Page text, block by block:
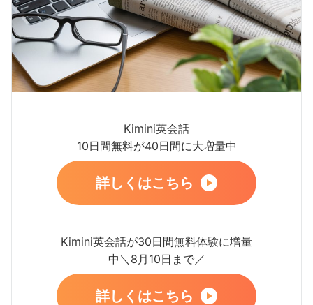
Kimini英会話
10日間無料が40日間に大増量中
詳しくはこちら
Kimini英会話が30日間無料体験に増量
中＼8月10日まで／
詳しくはこちら